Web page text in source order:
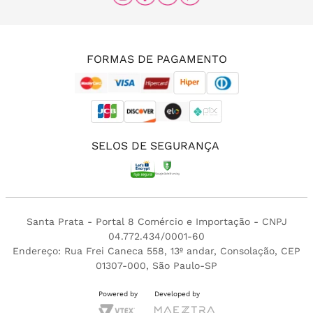
FORMAS DE PAGAMENTO
SELOS DE SEGURANÇA
Santa Prata - Portal 8 Comércio e Importação - CNPJ
04.772.434/0001-60
Endereço: Rua Frei Caneca 558, 13º andar, Consolação, CEP
01307-000, São Paulo-SP
Powered by Developed by